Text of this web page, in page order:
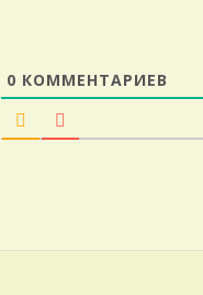
0 КОММЕНТАРИЕВ